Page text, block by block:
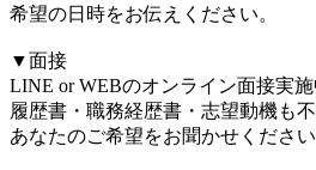
希望の日時をお伝えください。
▼面接
LINE or WEBのオンライン面接実施
履歴書・職務経歴書・志望動機も不
あなたのご希望をお聞かせくださ